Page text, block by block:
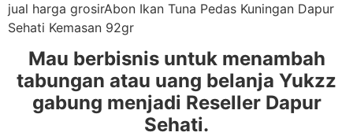
jual harga grosirAbon Ikan Tuna Pedas Kuningan Dapur
Sehati Kemasan 92gr
Mau berbisnis untuk menambah
tabungan atau uang belanja Yukzz
gabung menjadi Reseller Dapur
Sehati.